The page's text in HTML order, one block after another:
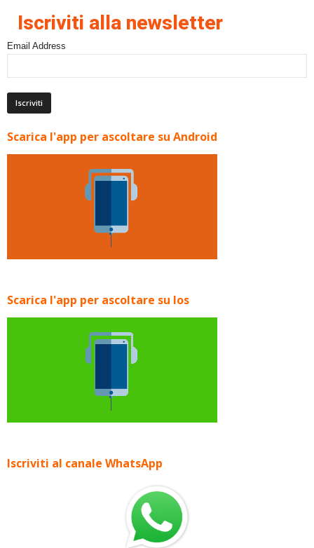
Iscriviti alla newsletter
Email Address
Scarica l'app per ascoltare su Android
Scarica l'app per ascoltare su Ios
Iscriviti al canale WhatsApp